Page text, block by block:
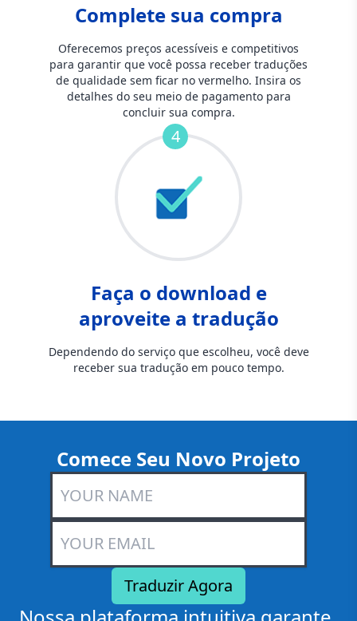
Complete sua compra
Oferecemos preços acessíveis e competitivos
para garantir que você possa receber traduções
de qualidade sem ficar no vermelho. Insira os
detalhes do seu meio de pagamento para
concluir sua compra.
4
Faça o download e
aproveite a tradução
Dependendo do serviço que escolheu, você deve
receber sua tradução em pouco tempo.
Comece Seu Novo Projeto